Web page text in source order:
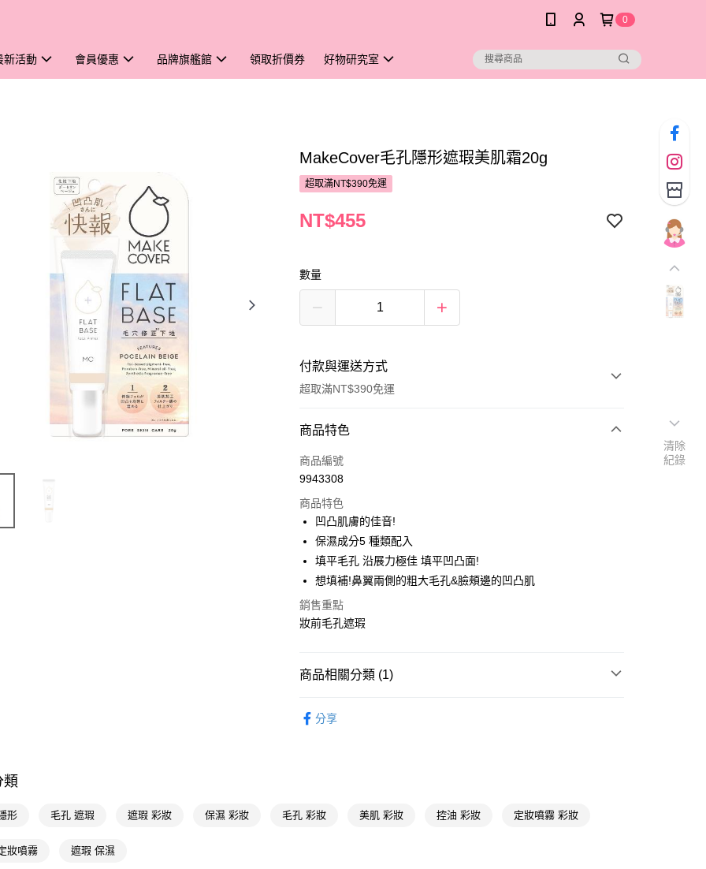
0
新活動 會員優惠 品牌旗艦館 領取折價券 好物研究室
MakeCover毛孔隱形遮瑕美肌霜20g
超取滿NT$390免運
NT$455
數量
付款與運送方式
超取滿NT$390免運
付款方式
POYA支付
超商取貨付款
LINE Pay
Apple Pay
街口支付
相關說明
【關於「AFTEE先享後付」】
全家取貨付款
商品特色
商品編號
9943308
商品特色
凹凸肌膚的佳音!
保濕成分5 種類配入
填平毛孔 沿展力極佳 填平凹凸面!
想填補!鼻翼兩側的粗大毛孔&臉頰邊的凹凸肌
銷售重點
妝前毛孔遮瑕
商品相關分類 (1)
分享
類
形 毛孔 遮瑕 遮瑕 彩妝 保濕 彩妝 毛孔 彩妝 美肌 彩妝 控油 彩妝 定妝噴霧 彩妝
妝噴霧 遮瑕 保濕
清除
紀錄